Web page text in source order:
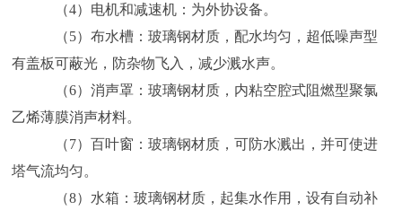
（4）电机和减速机：为外协设备。
（5）布水槽：玻璃钢材质，配水均匀，超低噪声型
有盖板可蔽光，防杂物飞入，减少溅水声。
（6）消声罩：玻璃钢材质，内粘空腔式阻燃型聚氯
乙烯薄膜消声材料。
（7）百叶窗：玻璃钢材质，可防水溅出，并可使进
塔气流均匀。
（8）水箱：玻璃钢材质，起集水作用，设有自动补